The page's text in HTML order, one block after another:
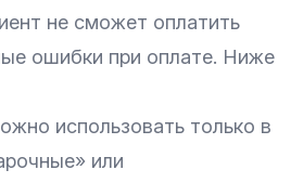
не сможет оплатить
ошибки при оплате. Ниже
использовать только в
или